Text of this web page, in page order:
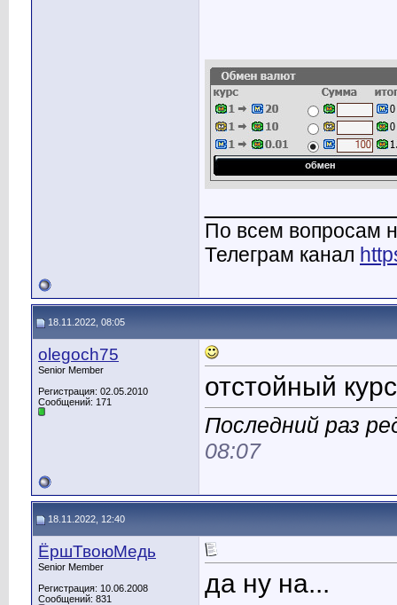
По всем вопросам
Телеграм канал
18.11.2022, 08:05
olegoch75
Senior Member
Регистрация: 02.05.2010
Сообщений: 171
отстойный
Последний раз
08:07
18.11.2022, 12:40
ЁршТвоюМедь
Senior Member
Регистрация: 10.06.2008
Сообщений: 831
да ну на...